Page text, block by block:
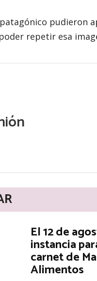
pudieron
repetir esa
El 12 de
instancia
carnet de
Alimentos